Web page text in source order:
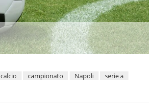
calcio campionato Napoli
serie a